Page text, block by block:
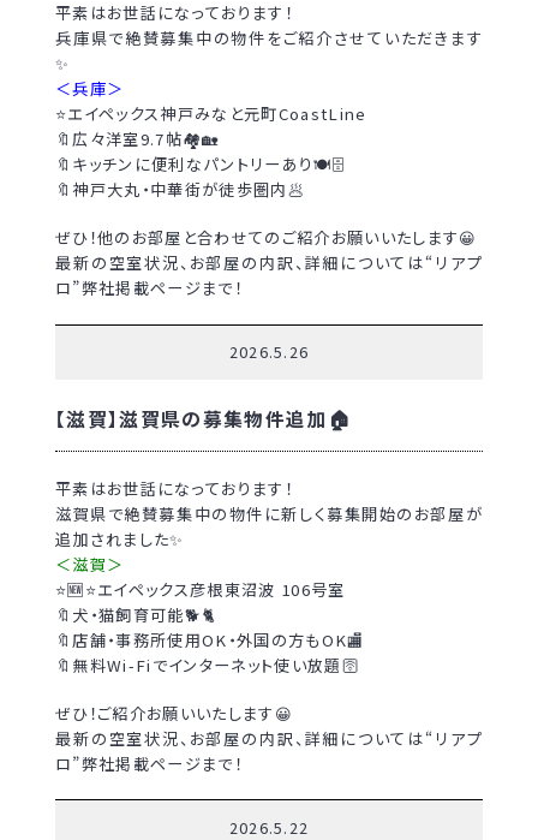
平素はお世話になっております！
兵庫県で絶賛募集中の物件をご紹介させていただきます
✨
＜兵庫＞
⭐エイペックス神戸みなと元町CoastLine
🔖広々洋室9.7帖🏘🏡
🔖キッチンに便利なパントリーあり🍽🗄
🔖神戸大丸・中華街が徒歩圏内🥟
ぜひ！他のお部屋と合わせてのご紹介お願いいたします😀
最新の空室状況、お部屋の内訳、詳細については“リアプ
ロ”弊社掲載ページまで！
2026.5.26
【滋賀】滋賀県の募集物件追加🏠
平素はお世話になっております！
滋賀県で絶賛募集中の物件に新しく募集開始のお部屋が
追加されました✨
＜滋賀＞
⭐🆕⭐エイペックス彦根東沼波 106号室
🔖犬・猫飼育可能🐕🐈
🔖店舗・事務所使用OK・外国の方もOK🏬
🔖無料Wi-Fiでインターネット使い放題🛜
ぜひ！ご紹介お願いいたします😀
最新の空室状況、お部屋の内訳、詳細については“リアプ
ロ”弊社掲載ページまで！
2026.5.22